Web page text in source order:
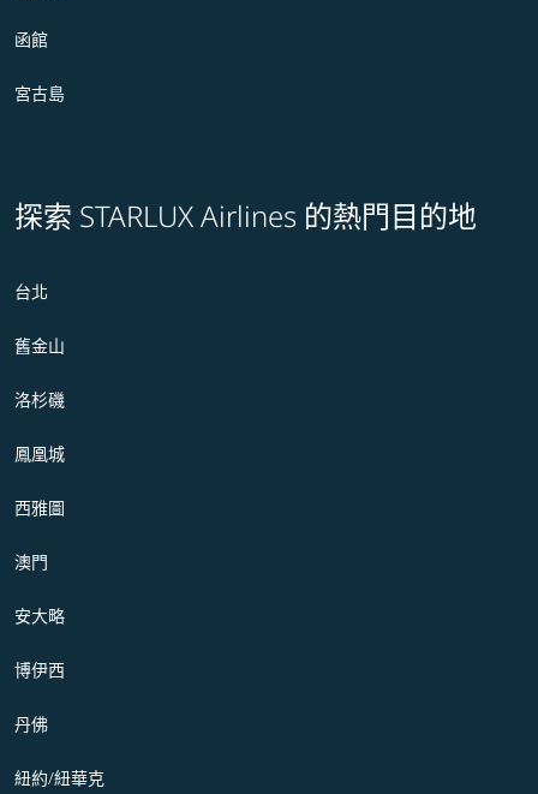
函館
宮古島
探索 STARLUX Airlines 的熱門目的地
台北
舊金山
洛杉磯
鳳凰城
西雅圖
澳門
安大略
博伊西
丹佛
紐約/紐華克